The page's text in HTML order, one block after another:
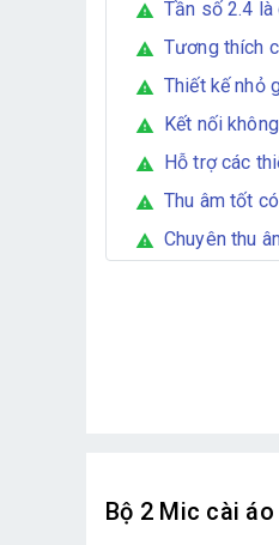
warning Tần số 2.4
warning Tương thích
warning Thiết kế nhỏ
warning Kết nối
warning Hỗ trợ các
warning Thu âm tốt
warning Chuyên thu
Bộ 2 Mic cài